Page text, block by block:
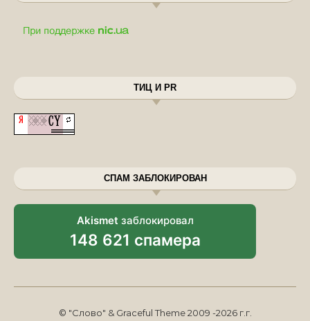
ТИЦ И PR
СПАМ ЗАБЛОКИРОВАН
Akismet заблокировал
148 621 спамера
© "Слово" & Graceful Theme 2009 -2026 г.г.